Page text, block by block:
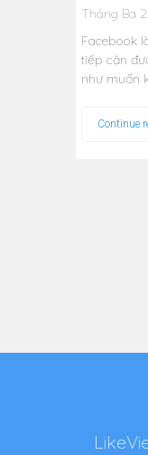
Tháng Ba
Facebook
tiếp cận
như muốn
Continue